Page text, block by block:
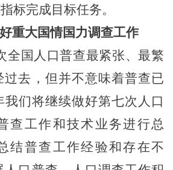
标完成目标任务。
重大国情国力调查工作
全国人口普查最紧张、最繁
去， 但并不意味着普查已
我们将继续做好第七次人口
查工作和技术业务进行总
结普查工作经验和存在不